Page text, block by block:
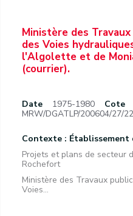
Ministère des
des Voies
l'Algolette et de
(courrier).
Date 1975-1980
Cote
MRW/DGATLP/200604/27/22
Contexte : Établissement
Projets et plans de secteur
Rochefort
Ministère des Travaux
Voies...